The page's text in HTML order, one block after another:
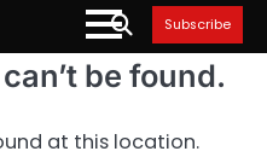
Subscribe
be found.
at this location.